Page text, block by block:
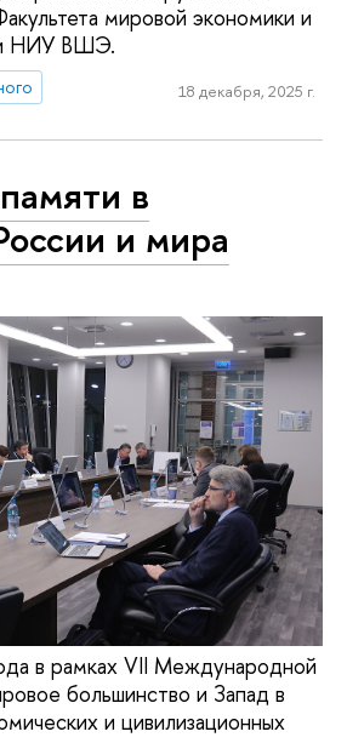
мировой экономики и
НИУ ВШЭ.
18 декабря, 2025 г.
в
и мира
в рамках VII Международной
большинство и Запад в
и цивилизационных